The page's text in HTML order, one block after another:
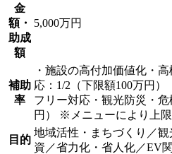
金
額・
助成
額
5,000万円
補助
率
・施設の高付加価値化・
応：1/2（下限額100万円
フリー対応・観光防災・
円） ※メニューにより上
目的
地域活性・まちづくり／
資／省力化・省人化／EV